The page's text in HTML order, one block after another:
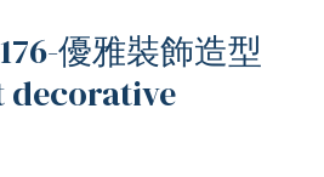
優雅裝飾造型
decorative